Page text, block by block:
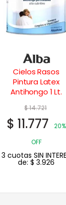
Frentes Xp
Impermeabilizante
25 Kgs.